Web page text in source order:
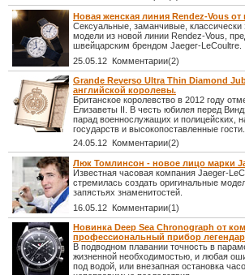
Новая женская линия Rendez-Vous
Сексуальные, заманчивые, классически
модели из новой линии Rendez-Vous,
швейцарским брендом Jaeger-LeCoultre.
25.05.12 Комментарии(2)
Grande Reverso Ultra Thin Diamond
английской королевы.
Британское королевство в 2012 году
Елизаветы II. В честь юбилея перед
парад военнослужащих и полицейских,
государств и высокопоставленные гости.
24.05.12 Комментарии(2)
Люк Томлинсон - новое лицо марки
Известная часовая компания Jaeger-
стремилась создать оригинальные
запястьях знаменитостей.
16.05.12 Комментарии(1)
Новинка Deep Sea Chronograph от
профессиональный прибор
В подводном плавании точность в
жизненной необходимостью, и любая
под водой, или внезапная остановка